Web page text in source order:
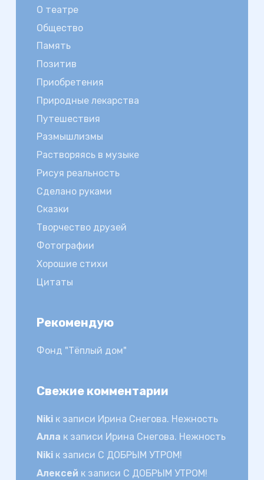
О театре
Общество
Память
Позитив
Приобретения
Природные лекарства
Путешествия
Размышлизмы
Растворяясь в музыке
Рисуя реальность
Сделано руками
Сказки
Творчество друзей
Фотографии
Хорошие стихи
Цитаты
Рекомендую
Фонд "Тёплый дом"
Свежие комментарии
Nikiк записи Ирина Снегова. Нежность
Алла к записи Ирина Снегова. Нежность
Nikiк записи С ДОБРЫМ УТРОМ!
Алексей к записи С ДОБРЫМ УТРОМ!